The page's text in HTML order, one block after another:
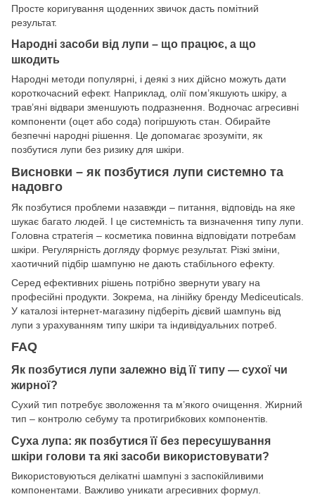
Просте коригування щоденних звичок дасть помітний
результат.
Народні засоби від лупи – що працює, а що
шкодить
Народні методи популярні, і деякі з них дійсно можуть дати
короткочасний ефект. Наприклад, олії пом’якшують шкіру, а
трав’яні відвари зменшують подразнення. Водночас агресивні
компоненти (оцет або сода) погіршують стан. Обирайте
безпечні народні рішення. Це допомагає зрозуміти, як
позбутися лупи без ризику для шкіри.
Висновки – як позбутися лупи системно та
надовго
Як позбутися проблеми назавжди – питання, відповідь на яке
шукає багато людей. І це системність та визначення типу лупи.
Головна стратегія – косметика повинна відповідати потребам
шкіри. Регулярність догляду формує результат. Різкі зміни,
хаотичний підбір шампуню не дають стабільного ефекту.
Серед ефективних рішень потрібно звернути увагу на
професійні продукти. Зокрема, на лінійку бренду Mediceuticals.
У каталозі інтернет-магазину підберіть дієвий шампунь від
лупи з урахуванням типу шкіри та індивідуальних потреб.
FAQ
Як позбутися лупи залежно від її типу — сухої чи
жирної?
Сухий тип потребує зволоження та м’якого очищення. Жирний
тип – контролю себуму та протигрибкових компонентів.
Суха лупа: як позбутися її без пересушування
шкіри голови та які засоби використовувати?
Використовуються делікатні шампуні з заспокійливими
компонентами. Важливо уникати агресивних формул.